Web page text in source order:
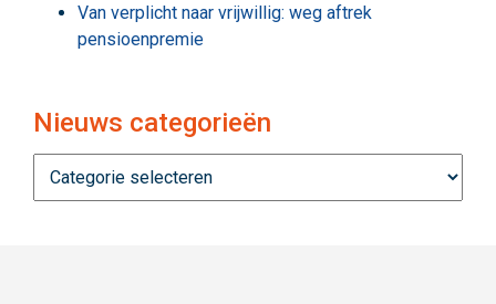
Van verplicht naar vrijwillig: weg aftrek
pensioenpremie
Nieuws categorieën
categorieën